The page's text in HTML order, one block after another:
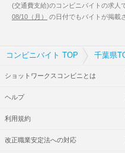
(交通費支給)のコンビニバイトの求人
08/10（月）
の日付でもバイトが掲載
コンビニバイト TOP 千葉県
ショットワークスコンビニとは
ヘルプ
利用規約
改正職業安定法への対応